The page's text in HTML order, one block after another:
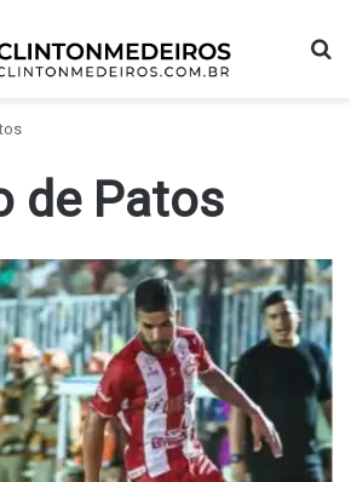
de Patos